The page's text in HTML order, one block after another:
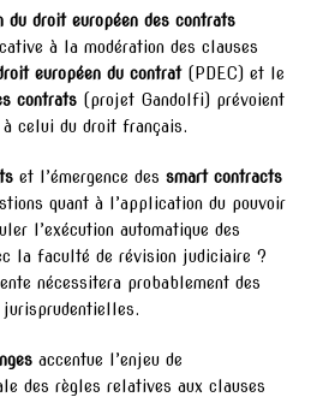
du droit européen des contrats
à la modération des clauses
européen du contrat(PDEC) et le
contrats (projet Gandolfi) prévoient
celui du droit français.
et l’émergence des smart contracts
quant à l’application du pouvoir
l’exécution automatique des
la faculté de révision judiciaire ?
nécessitera probablement des
accentue l’enjeu de
des règles relatives aux clauses